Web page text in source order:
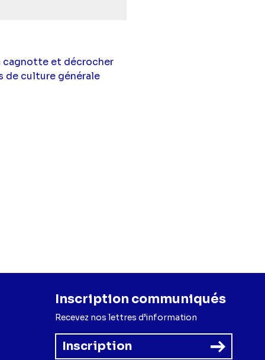
cagnotte et décrocher
de culture générale
Inscription communiqués
Recevez nos lettres d’information
Inscription